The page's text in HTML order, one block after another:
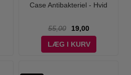
Case Antibakteriel - Hvid
55,00
19,00
LÆG I KURV